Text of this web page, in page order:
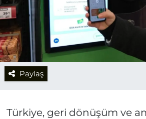
Paylaş
Türkiye, geri dönüşüm ve